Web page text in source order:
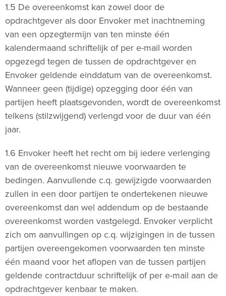
1.5 De overeenkomst kan zowel door de
opdrachtgever als door Envoker met inachtneming
van een opzegtermijn van ten minste één
kalendermaand schriftelijk of per e-mail worden
opgezegd tegen de tussen de opdrachtgever en
Envoker geldende einddatum van de overeenkomst.
Wanneer geen (tijdige) opzegging door één van
partijen heeft plaatsgevonden, wordt de overeenkomst
telkens (stilzwijgend) verlengd voor de duur van één
jaar.
1.6 Envoker heeft het recht om bij iedere verlenging
van de overeenkomst nieuwe voorwaarden te
bedingen. Aanvullende c.q. gewijzigde voorwaarden
zullen in een door partijen te ondertekenen nieuwe
overeenkomst dan wel addendum op de bestaande
overeenkomst worden vastgelegd. Envoker verplicht
zich om aanvullingen op c.q. wijzigingen in de tussen
partijen overeengekomen voorwaarden ten minste
één maand voor het aflopen van de tussen partijen
geldende contractduur schriftelijk of per e-mail aan de
opdrachtgever kenbaar te maken.